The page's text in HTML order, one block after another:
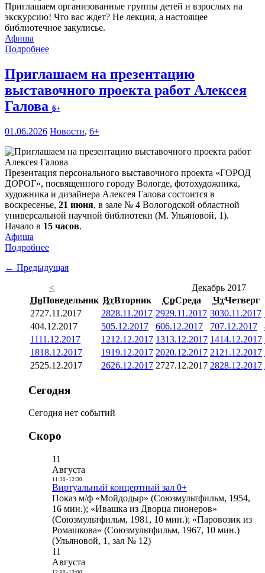
Приглашаем организованные группы детей и взрослых на
экскурсию! Что вас ждет? Не лекция, а настоящее
библиотечное закулисье.
Афиша
Подробнее
Приглашаем на презентацию
выставочного проекта работ Алексея
Галова 6+
01.06.2026 Новости, 6+
Презентация персонального выставочного проекта «ГОРОД
ДОРОГ», посвященного городу Вологде, фотохудожника,
художника и дизайнера Алексея Галова состоится в
воскресенье, 21 июня, в зале № 4 Вологодской областной
универсальной научной библиотеки (М. Ульяновой, 1).
Начало в 15 часов.
Афиша
Подробнее
← Предыдущая
<
Декабрь 2017
ПнПонедельник ВтВторник СрСреда ЧтЧетверг
2727.11.2017 2828.11.2017 2929.11.2017 3030.11.2017
404.12.2017 505.12.2017 606.12.2017 707.12.2017
1111.12.2017 1212.12.2017 1313.12.2017 1414.12.2017
1818.12.2017 1919.12.2017 2020.12.2017 21 21.12.2017
2525.12.2017 2626.12.2017 2727.12.2017 2828.12.2017
Сегодня
Сегодня нет событий
Скоро
11
Августа
11:30- 12:30
Виртуальный концертный зал 0+
Показ м/ф «Мойдодыр» (Союзмультфильм, 1954,
16 мин.); «Ивашка из Дворца пионеров»
(Союзмультфильм, 1981, 10 мин.); «Паровозик из
Ромашкова» (Союзмультфильм, 1967, 10 мин.)
(Ульяновой, 1, зал № 12)
11
Августа